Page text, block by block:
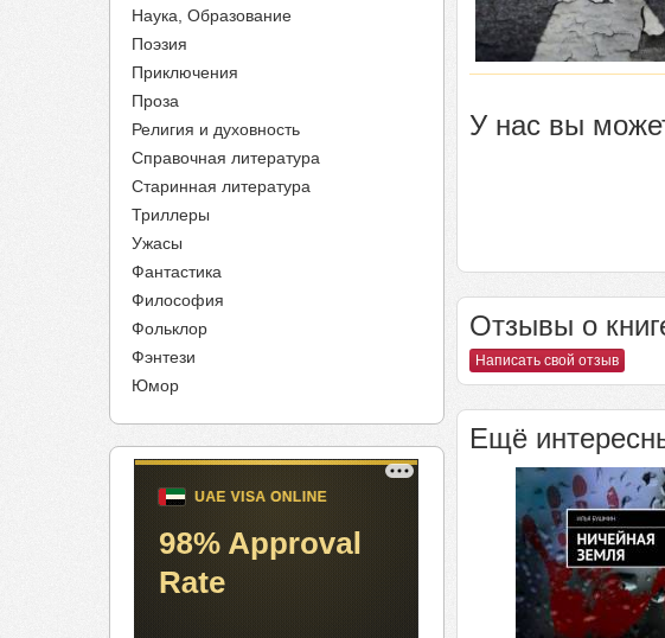
Наука, Образование
Поэзия
Приключения
Проза
Религия и духовность
Справочная литература
Старинная литература
Триллеры
Ужасы
Фантастика
Философия
Фольклор
Фэнтези
Юмор
У нас вы
Отзывы о
Написать свой отзыв
Ещё